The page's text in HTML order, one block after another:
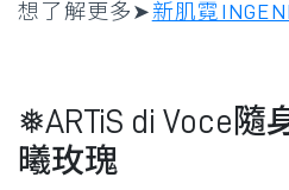
想了解更多➤ 新肌霓
❅ARTiS di Voce隨
曦玫瑰